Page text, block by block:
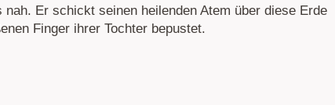
Er schickt seinen heilenden Atem über diese Erde
Finger ihrer Tochter bepustet.